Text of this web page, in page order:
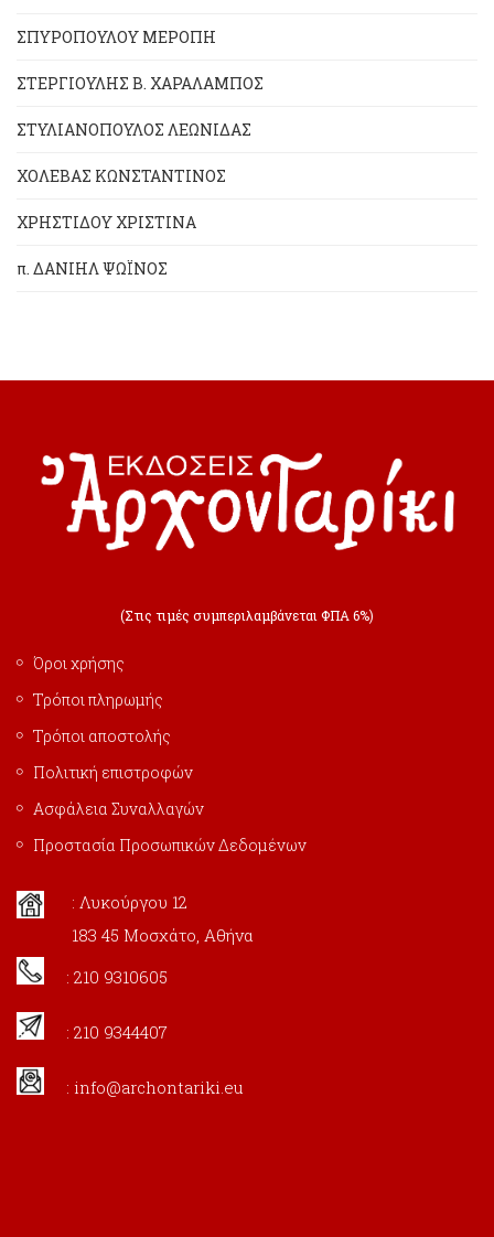
ΣΠΥΡΟΠΟΥΛΟΥ ΜΕΡΟΠΗ
ΣΤΕΡΓΙΟΥΛΗΣ Β. ΧΑΡΑΛΑΜΠΟΣ
ΣΤΥΛΙΑΝΟΠΟΥΛΟΣ ΛΕΩΝΙΔΑΣ
ΧΟΛΕΒΑΣ ΚΩΝΣΤΑΝΤΙΝΟΣ
ΧΡΗΣΤΙΔΟΥ ΧΡΙΣΤΙΝΑ
π. ΔΑΝΙΗΛ ΨΩΪΝΟΣ
(Στις τιμές συμπεριλαμβάνεται ΦΠΑ 6%)
Όροι χρήσης
Τρόποι πληρωμής
Τρόποι αποστολής
Πολιτική επιστροφών
Ασφάλεια Συναλλαγών
Προστασία Προσωπικών Δεδομένων
: Λυκούργου 12
183 45 Μοσχάτο, Αθήνα
: 210 9310605
: 210 9344407
: info@archontariki.eu